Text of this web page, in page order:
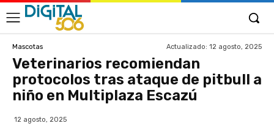
Mascotas Actualizado: 12 agosto, 2025
Veterinarios recomiendan
protocolos tras ataque de pitbull a
niño en Multiplaza Escazú
12 agosto, 2025